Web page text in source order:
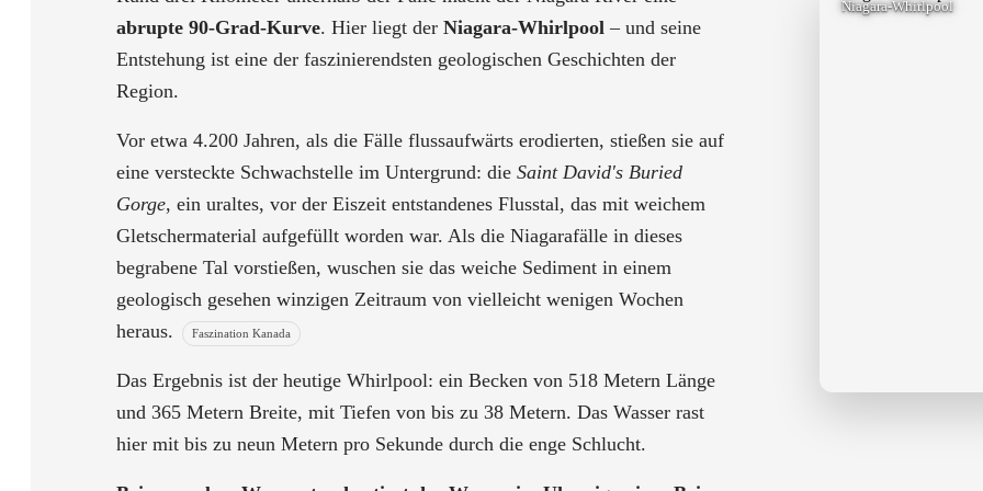
abrupte 90-Grad-Kurve. Hier liegt der Niagara-Whirlpool – und seine
Entstehung ist eine der faszinierendsten geologischen Geschichten der
Region.
Vor etwa 4.200 Jahren, als die Fälle flussaufwärts erodierten, stießen sie auf
eine versteckte Schwachstelle im Untergrund: die Saint David's Buried
Gorge, ein uraltes, vor der Eiszeit entstandenes Flusstal, das mit weichem
Gletschermaterial aufgefüllt worden war. Als die Niagarafälle in dieses
begrabene Tal vorstießen, wuschen sie das weiche Sediment in einem
geologisch gesehen winzigen Zeitraum von vielleicht wenigen Wochen
heraus.
Faszination Kanada
Das Ergebnis ist der heutige Whirlpool: ein Becken von 518 Metern Länge
und 365 Metern Breite, mit Tiefen von bis zu 38 Metern. Das Wasser rast
hier mit bis zu neun Metern pro Sekunde durch die enge Schlucht.
Niagara-Whirlpool